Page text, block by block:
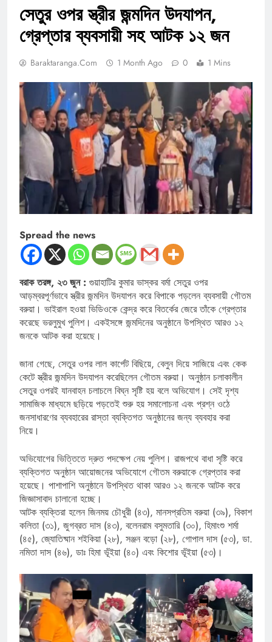
সেতুর ওপর স্ত্রীর জন্মদিন উদযাপন,
গ্রেপ্তার ব্যবসায়ী সহ আটক ১২ জন
Baraktaranga.com 1 Month Ago 0 1 Mins
Spread the news
বরাক তরঙ্গ, ২৩ জুন : গুয়াহাটির কুমার ভাস্কর বর্মা সেতুর ওপর
আড়ম্বরপূর্ণভাবে স্ত্রীর জন্মদিন উদযাপন করে বিপাকে পড়লেন ব্যবসায়ী গৌতম
বরুয়া। ভাইরাল হওয়া ভিডিওকে কেন্দ্র করে বিতর্কের জেরে তাঁকে গ্রেপ্তার
করেছে ভরলুমুখ পুলিশ। একইসঙ্গে জন্মদিনের অনুষ্ঠানে উপস্থিত আরও ১২
জনকে আটক করা হয়েছে।
জানা গেছে, সেতুর ওপর লাল কার্পেট বিছিয়ে, বেলুন দিয়ে সাজিয়ে এবং কেক
কেটে স্ত্রীর জন্মদিন উদযাপন করেছিলেন গৌতম বরুয়া। অনুষ্ঠান চলাকালীন
সেতুর ওপরই যানবাহন চলাচলে বিঘ্ন সৃষ্টি হয় বলে অভিযোগ। সেই দৃশ্য
সামাজিক মাধ্যমে ছড়িয়ে পড়তেই শুরু হয় সমালোচনা এবং প্রশ্ন ওঠে
জনসাধারণের ব্যবহারের রাস্তা ব্যক্তিগত অনুষ্ঠানের জন্য ব্যবহার করা
নিয়ে।
অভিযোগের ভিত্তিতে দ্রুত পদক্ষেপ নেয় পুলিশ। রাজপথে বাধা সৃষ্টি করে
ব্যক্তিগত অনুষ্ঠান আয়োজনের অভিযোগে গৌতম বরুয়াকে গ্রেপ্তার করা
হয়েছে। পাশাপাশি অনুষ্ঠানে উপস্থিত থাকা আরও ১২ জনকে আটক করে
জিজ্ঞাসাবাদ চালানো হচ্ছে।
আটক ব্যক্তিরা হলেন জিনময় চৌধুরী (৪৩), মানসপ্রতিম বরুয়া (৩৯), বিকাশ
কলিতা (৩১), জুগব্রত দাস (৪৩), বলেনরাম বসুমতারি (৩০), হিমাংশু শর্মা
(৪৫), জ্যোতিষ্মান শইকিয়া (২৮), সঞ্জন বড়ো (২৮), গোপাল দাস (৫৩), ডা.
নমিতা দাস (৪৬), ডাঃ হিমা ভূঁইয়া (৪০) এবং কিশোর ভূঁইয়া (৫৩)।